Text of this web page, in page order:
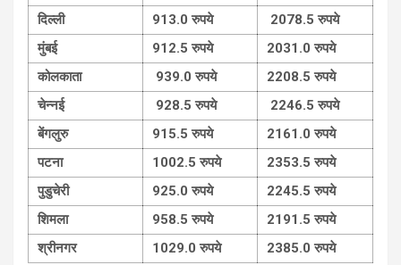
दिल्ली
913.0रुपये 2078.5रुपये
मुंबई
912.5रुपये 2031.0रुपये
कोलकाता
939.0रुपये 2208.5रुपये
चेन्नई
928.5रुपये 2246.5रुपये
बेंगलुरु
915.5रुपये 2161.0रुपये
पटना
1002.5रुपये 2353.5रुपये
पुडुचेरी
925.0रुपये 2245.5रुपये
शिमला
958.5रुपये 2191.5रुपये
श्रीनगर
1029.0रुपये 2385.0रुपये